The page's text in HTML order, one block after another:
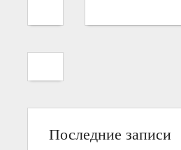
Последние записи